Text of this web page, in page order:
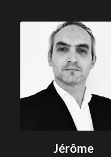
Jérôme